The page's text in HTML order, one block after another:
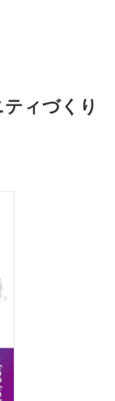
ィづくり